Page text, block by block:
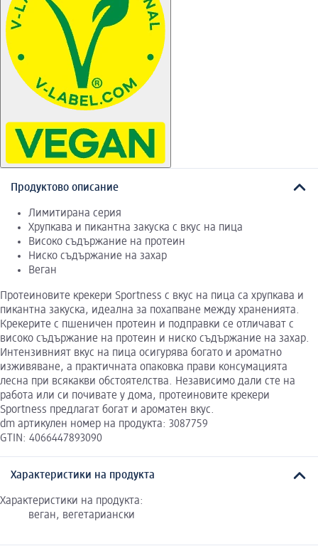
Продуктово описание
Лимитирана серия
Хрупкава и пикантна закуска с вкус на пица
Високо съдържание на протеин
Ниско съдържание на захар
Веган
Протеиновите крекери Sportness с вкус на пица са хрупкава и
пикантна закуска, идеална за похапване между храненията.
Крекерите с пшеничен протеин и подправки се отличават с
високо съдържание на протеин и ниско съдържание на захар.
Интензивният вкус на пица осигурява богато и ароматно
изживяване, а практичната опаковка прави консумацията
лесна при всякакви обстоятелства. Независимо дали сте на
работа или си почивате у дома, протеиновите крекери
Sportness предлагат богат и ароматен вкус.
dm артикулен номер на продукта: 3087759
GTIN: 4066447893090
Характеристики на продукта
Характеристики на продукта:
веган, вегетариански